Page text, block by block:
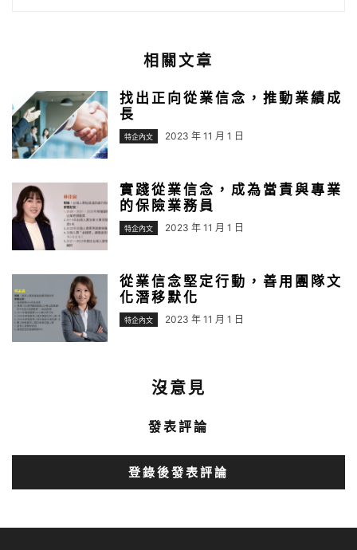
相關文章
找出正向從業信念，推動業績成
長
特企內文 2023 年 11 月 1 日
實踐從業信念，成為當責與專業
的保險業務員
特企內文 2023 年 11 月 1 日
從業信念堅定行動，善用團隊文
化潛移默化
特企內文 2023 年 11 月 1 日
沒意見
發表評論
登錄後發表評論